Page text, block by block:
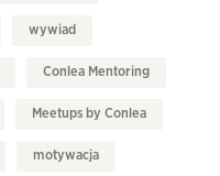
wywiad
Conlea Mentoring
Meetups by Conlea
motywacja